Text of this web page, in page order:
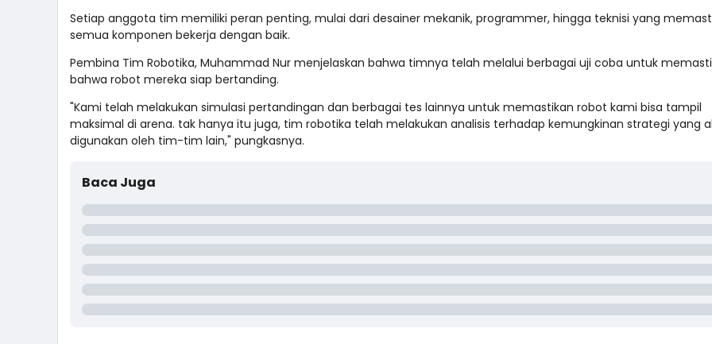
Setiap anggota tim memiliki peran penting, mulai dari desainer mekanik, programmer, hingga teknisi yang
semua komponen bekerja dengan baik.
Pembina Tim Robotika, Muhammad Nur menjelaskan bahwa timnya telah melalui berbagai uji coba untuk
bahwa robot mereka siap bertanding.
"Kami telah melakukan simulasi pertandingan dan berbagai tes lainnya untuk memastikan robot kami bisa tampil
maksimal di arena. tak hanya itu juga, tim robotika telah melakukan analisis terhadap kemungkinan strategi yang
digunakan oleh tim-tim lain," pungkasnya.
Baca Juga